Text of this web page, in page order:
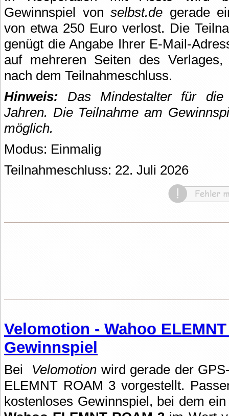
Gewinnspiel vonselbst.de gerade
von etwa 250 Euro verlost. Die
genügt die Angabe Ihrer E-Mail-
auf mehreren Seiten des
nach dem Teilnahmeschluss.
Hinweis:
Das Mindestalter für
Jahren. Die Teilnahme am
möglich.
Modus: Einmalig
Teilnahmeschluss: 22. Juli 2026
Velomotion - Wahoo
Gewinnspiel
Bei Velomotion wird gerade der
ELEMNT ROAM 3 vorgestellt.
kostenloses Gewinnspiel, bei dem